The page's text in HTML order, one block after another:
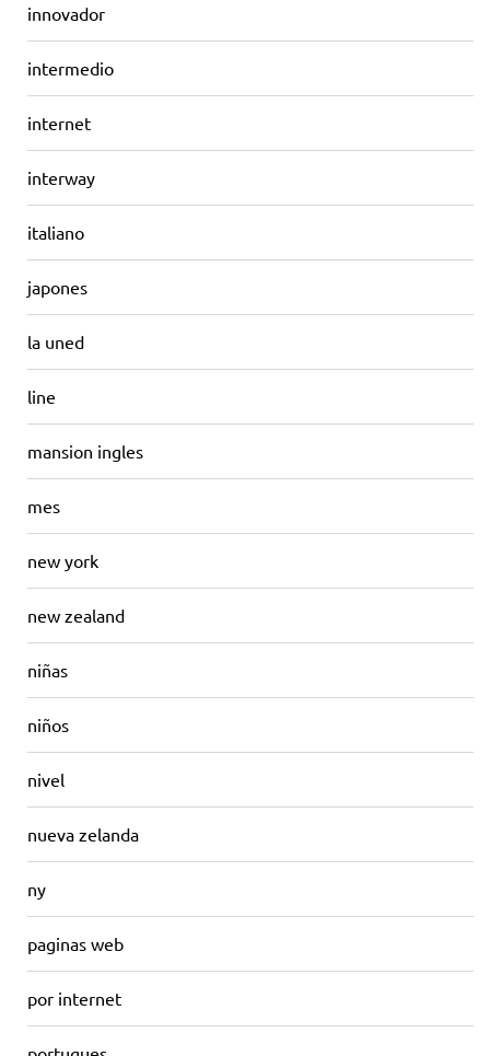
innovador
intermedio
internet
interway
italiano
japones
la uned
line
mansion ingles
mes
new york
new zealand
niñas
niños
nivel
nueva zelanda
ny
paginas web
por internet